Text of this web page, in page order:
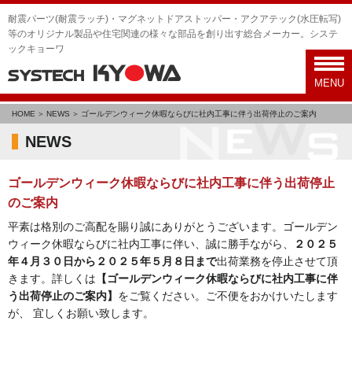
耐震パーツ(耐震ラッチ)・マグネットドアストッパー・アクアテック(水圧転写)
等のオリジナル製品や住宅関連の様々な部品を創り出す総合メーカー。システ
ックキョーワ
MENU
HOME NEWS ゴールデンウィーク休暇ならびに社内工事に伴う出荷停止のご案内
NEWS
ゴールデンウィーク休暇ならびに社内工事に伴う出荷停止
のご案内
平素は格別のご高配を賜り誠にありがとうございます。ゴールデン
ウィーク休暇ならびに社内工事に伴い、誠に勝手ながら、
２０２５
年４月３０日から２０２５年５月８日まで出荷業務を停止させて頂
きます。詳しくは 【ゴールデンウィーク休暇ならびに社内工事に伴
う出荷停止のご案内】 をご覧ください。ご不便をおかけいたします
が、 宜しくお願い致します。